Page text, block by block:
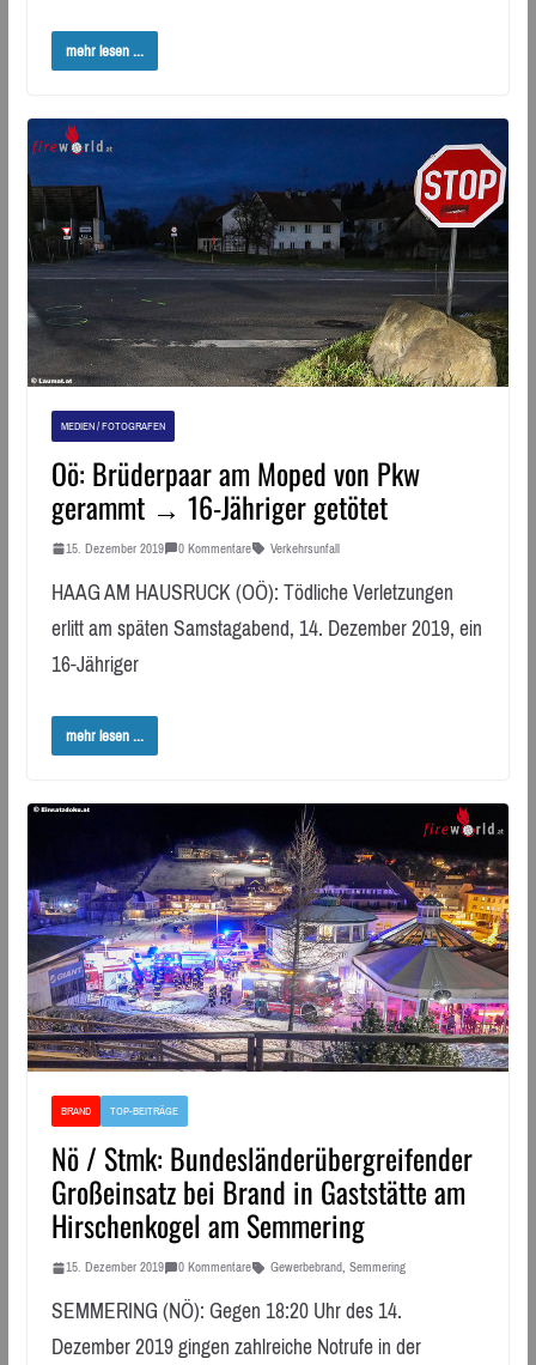
mehr lesen ...
MEDIEN / FOTOGRAFEN
Oö: Brüderpaar am Moped von Pkw
gerammt → 16-Jähriger getötet
15. Dezember 2019 0 Kommentare Verkehrsunfall
HAAG AM HAUSRUCK (OÖ): Tödliche Verletzungen
erlitt am späten Samstagabend, 14. Dezember 2019, ein
16-Jähriger
mehr lesen ...
BRAND TOP-BEITRÄGE
Nö / Stmk: Bundesländerübergreifender
Großeinsatz bei Brand in Gaststätte am
Hirschenkogel am Semmering
15. Dezember 2019 0 Kommentare Gewerbebrand, Semmering
SEMMERING (NÖ): Gegen 18:20 Uhr des 14.
Dezember 2019 gingen zahlreiche Notrufe in der